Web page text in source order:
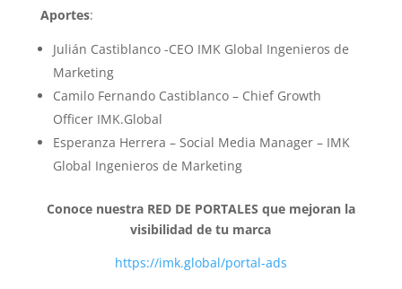
Aportes:
Julián Castiblanco -CEO IMK Global Ingenieros de
Marketing
Camilo Fernando Castiblanco – Chief Growth
Officer IMK.Global
Esperanza Herrera – Social Media Manager – IMK
Global Ingenieros de Marketing
Conoce nuestra RED DE PORTALES que mejoran la
visibilidad de tu marca
https://imk.global/portal-ads